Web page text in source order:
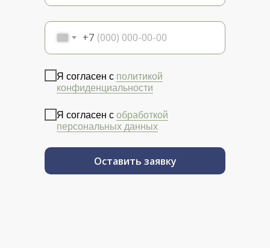
+7
Я согласен с политикой
конфиденциальности
Я согласен с обработкой
персональных данных
Оставить заявку